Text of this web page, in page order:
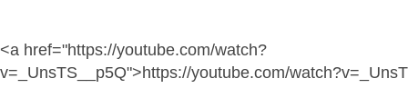
<a href="https://youtube.com/watch?
v=_UnsTS__p5Q">https://youtube.com/